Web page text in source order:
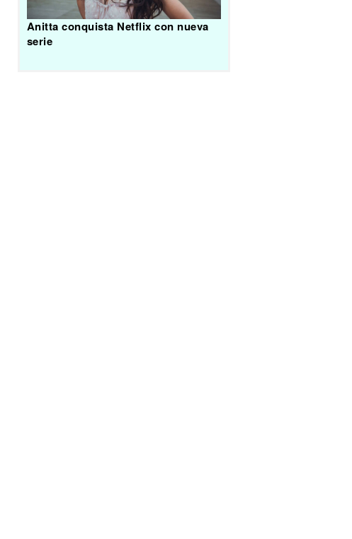
Anitta conquista Netflix con nueva
serie